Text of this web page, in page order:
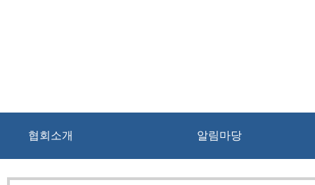
협회소개 알림마당